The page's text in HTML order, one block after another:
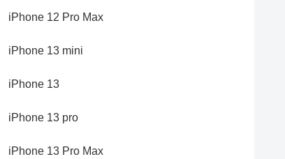
iPhone 12 Pro Max
iPhone 13 mini
iPhone 13
iPhone 13 pro
iPhone 13 Pro Max